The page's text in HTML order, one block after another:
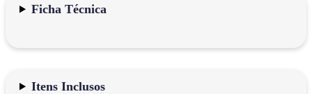
Ficha Técnica
Itens Inclusos